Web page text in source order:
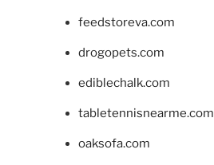
feedstoreva.com
drogopets.com
ediblechalk.com
tabletennisnearme.com
oaksofa.com